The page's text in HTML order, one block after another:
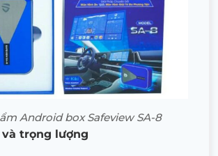
Android box Safeview SA-8
trọng lượng